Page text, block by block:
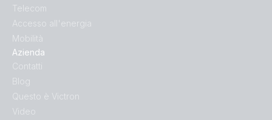
3kVA 12V 120V 60Hz
US-Van Drawing MultiPlus 3kVA 120VAC 12VDC 2x200Ah Li
SmartShunt DMC VSD
Telecom
Accesso all'energia
Mobilità
Azienda
Contatti
Blog
Questo è Victron
Video